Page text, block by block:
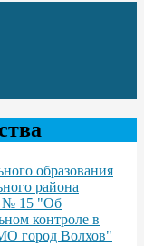
образования
района
№ 15 "Об
контроле в
город Волхов"